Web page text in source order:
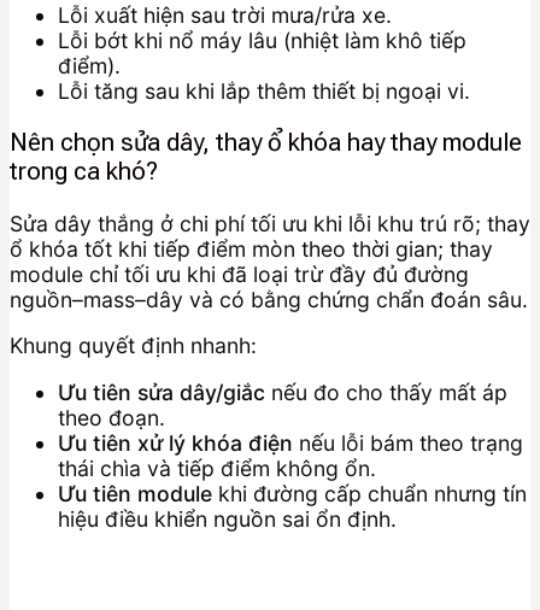
Lỗi xuất hiện sau trời mưa/rửa xe.
Lỗi bớt khi nổ máy lâu (nhiệt làm khô tiếp
điểm).
Lỗi tăng sau khi lắp thêm thiết bị ngoại vi.
Nên chọn sửa dây, thay ổ khóa hay thay module
trong ca khó?
Sửa dây thắng ở chi phí tối ưu khi lỗi khu trú rõ; thay
ổ khóa tốt khi tiếp điểm mòn theo thời gian; thay
module chỉ tối ưu khi đã loại trừ đầy đủ đường
nguồn–mass–dây và có bằng chứng chẩn đoán sâu.
Khung quyết định nhanh:
Ưu tiên sửa dây/giắc nếu đo cho thấy mất áp
theo đoạn.
Ưu tiên xử lý khóa điện nếu lỗi bám theo trạng
thái chìa và tiếp điểm không ổn.
Ưu tiên module khi đường cấp chuẩn nhưng tín
hiệu điều khiển nguồn sai ổn định.